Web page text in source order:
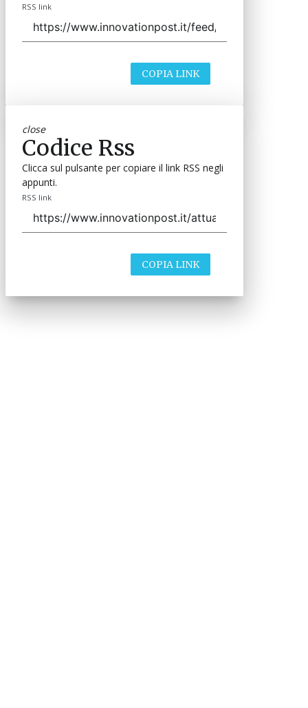
RSS link
COPIA LINK
close
Codice Rss
Clicca sul pulsante per copiare il link RSS negli
appunti.
RSS link
COPIA LINK